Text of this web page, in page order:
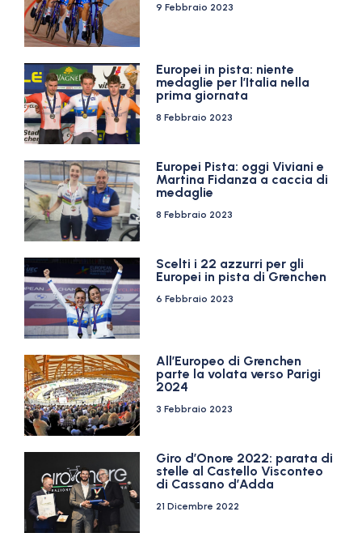
9 Febbraio 2023
Europei in pista: niente
medaglie per l’Italia nella
prima giornata
8 Febbraio 2023
Europei Pista: oggi Viviani e
Martina Fidanza a caccia di
medaglie
8 Febbraio 2023
Scelti i 22 azzurri per gli
Europei in pista di Grenchen
6 Febbraio 2023
All’Europeo di Grenchen
parte la volata verso Parigi
2024
3 Febbraio 2023
Giro d’Onore 2022: parata di
stelle al Castello Visconteo
di Cassano d’Adda
21 Dicembre 2022